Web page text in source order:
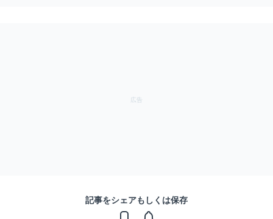
記事をシェアもしくは保存